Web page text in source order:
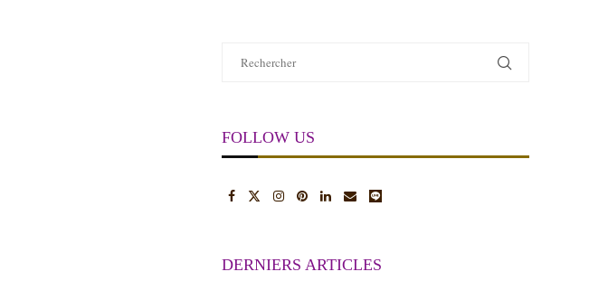
FOLLOW US
DERNIERS ARTICLES